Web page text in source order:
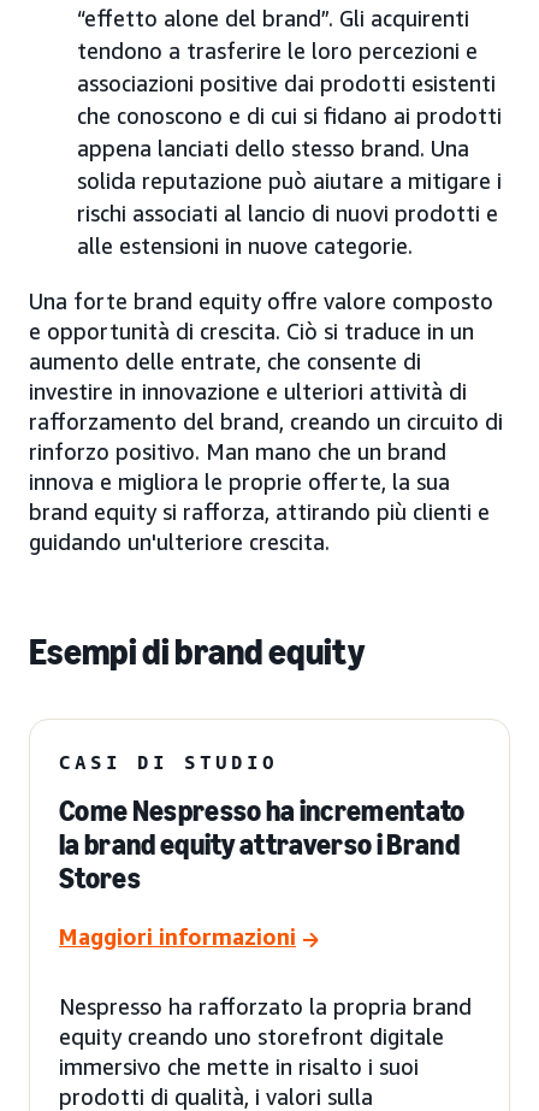
“effetto alone del brand”. Gli acquirenti
tendono a trasferire le loro percezioni e
associazioni positive dai prodotti esistenti
che conoscono e di cui si fidano ai prodotti
appena lanciati dello stesso brand. Una
solida reputazione può aiutare a mitigare i
rischi associati al lancio di nuovi prodotti e
alle estensioni in nuove categorie.
Una forte brand equity offre valore composto
e opportunità di crescita. Ciò si traduce in un
aumento delle entrate, che consente di
investire in innovazione e ulteriori attività di
rafforzamento del brand, creando un circuito di
rinforzo positivo. Man mano che un brand
innova e migliora le proprie offerte, la sua
brand equity si rafforza, attirando più clienti e
guidando un'ulteriore crescita.
Esempi di brand equity
CASI DI STUDIO
Come Nespresso ha incrementato
la brand equity attraverso i Brand
Stores
Maggiori informazioni
Nespresso ha rafforzato la propria brand
equity creando uno storefront digitale
immersivo che mette in risalto i suoi
prodotti di qualità, i valori sulla